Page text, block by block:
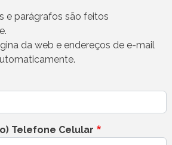
e parágrafos são feitos
da web e endereços de e-mail
Telefone Celular